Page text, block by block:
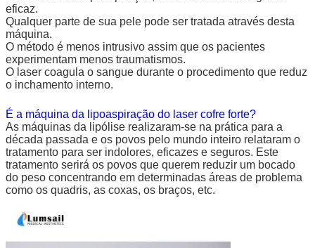
eficaz.
Qualquer parte de sua pele pode ser tratada através desta
máquina.
O método é menos intrusivo assim que os pacientes
experimentam menos traumatismos.
O laser coagula o sangue durante o procedimento que reduz
o inchamento interno.
É a máquina da lipoaspiração do laser cofre forte?
As máquinas da lipólise realizaram-se na prática para a
década passada e os povos pelo mundo inteiro relataram o
tratamento para ser indolores, eficazes e seguros. Este
tratamento serirá os povos que querem reduzir um bocado
do peso concentrando em determinadas áreas de problema
como os quadris, as coxas, os braços, etc.